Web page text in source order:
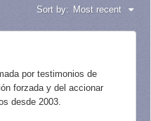
Sort by: Most recent
por testimonios de
forzada y del accionar
desde 2003.